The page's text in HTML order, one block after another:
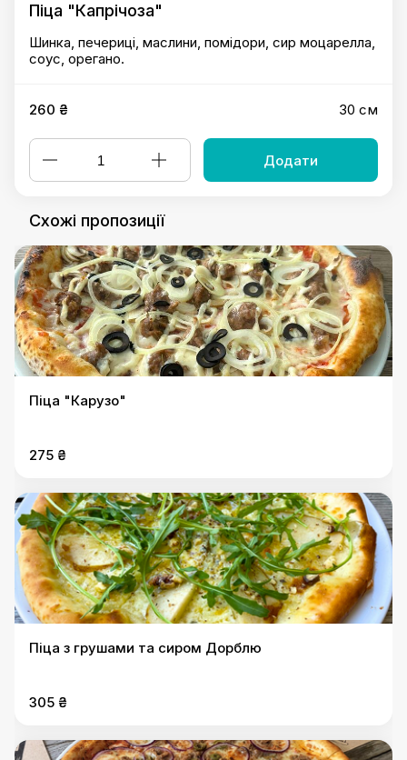
Піца "Капрічоза"
Шинка, печериці, маслини, помідори, сир моцарелла,
соус, орегано.
260 ₴ 30 см
Додати
Схожі пропозиції
Піца "Карузо"
275 ₴
Піца з грушами та сиром Дорблю
305 ₴